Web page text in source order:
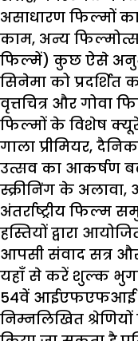
असाधारण फिल्मों
काम, अन्य
फिल्में) कुछ ऐसे
सिनेमा को
वृत्तचित्र और गोवा
फिल्मों के विशेष
गाला प्रीमियर,
उत्सव का आकर्षण
स्क्रीनिंग के
अंतर्राष्ट्रीय फिल्म
हस्तियों द्वारा
आपसी संवाद सत्र और
यहाँ से करें शुल्क
54वें आईएफएफआई के
निम्नलिखित